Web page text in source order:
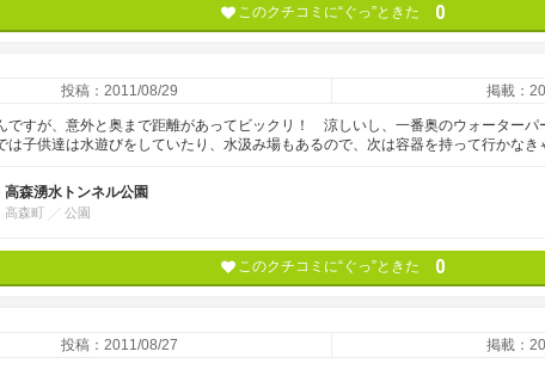
このクチコミに“ぐっ”ときた 0
投稿：2011/08/29 掲載：
ですが、意外と奥まで距離があってビックリ！ 涼しいし、一番奥のウォーター
は子供達は水遊びをしていたり、水汲み場もあるので、次は容器を持って行かなき
高森湧水トンネル公園
高森町 公園
このクチコミに“ぐっ”ときた 0
投稿：2011/08/27 掲載：